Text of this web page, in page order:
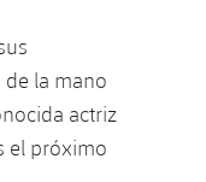
de la mano
actriz
el próximo